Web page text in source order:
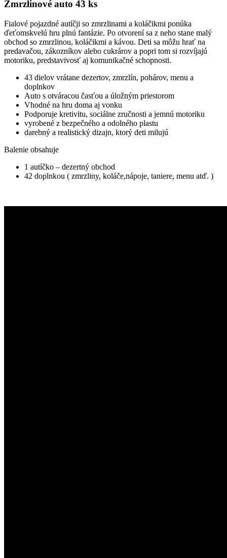
Zmrzlinové auto 43 ks
Fialové pojazdné autíčji so zmrzlinami a koláčikmi ponúka
ďeťomskvelú hru plnú fantázie. Po otvorení sa z neho stane malý
obchod so zmrzlinou, koláčikmi a kávou. Deti sa môžu hrať na
predavačou, zákozníkov alebo cukrárov a popri tom si rozvíjajú
motoriku, predstavivosť aj komunikačné schopnosti.
43 dielov vrátane dezertov, zmrzlín, pohárov, menu a
doplnkov
Auto s otváracou časťou a úložným priestorom
Vhodné na hru doma aj vonku
Podporuje kretivitu, sociálne zručnosti a jemnú motoriku
vyrobené z bezpečného a odolného plastu
darebný a realistický dizajn, ktorý deti milujú
Balenie obsahuje
1 autíčko – dezertný obchod
42 doplnkou ( zmrzliny, koláče,nápoje, taniere, menu atď. )